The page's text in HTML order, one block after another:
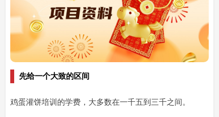
先给一个大致的区间
鸡蛋灌饼培训的学费， 大多数在一千五到三千之间。